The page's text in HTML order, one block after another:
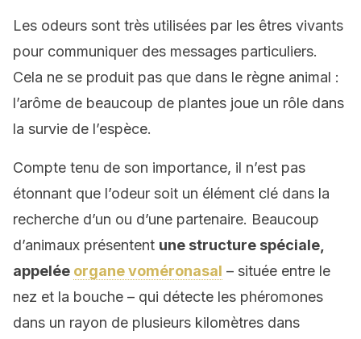
Les odeurs sont très utilisées par les êtres vivants
pour communiquer des messages particuliers.
Cela ne se produit pas que dans le règne animal :
l’arôme de beaucoup de plantes joue un rôle dans
la survie de l’espèce.
Compte tenu de son importance, il n’est pas
étonnant que l’odeur soit un élément clé dans la
recherche d’un ou d’une partenaire. Beaucoup
d’animaux présentent une structure spéciale,
appelée organe voméronasal – située entre le
nez et la bouche – qui détecte les phéromones
dans un rayon de plusieurs kilomètres dans